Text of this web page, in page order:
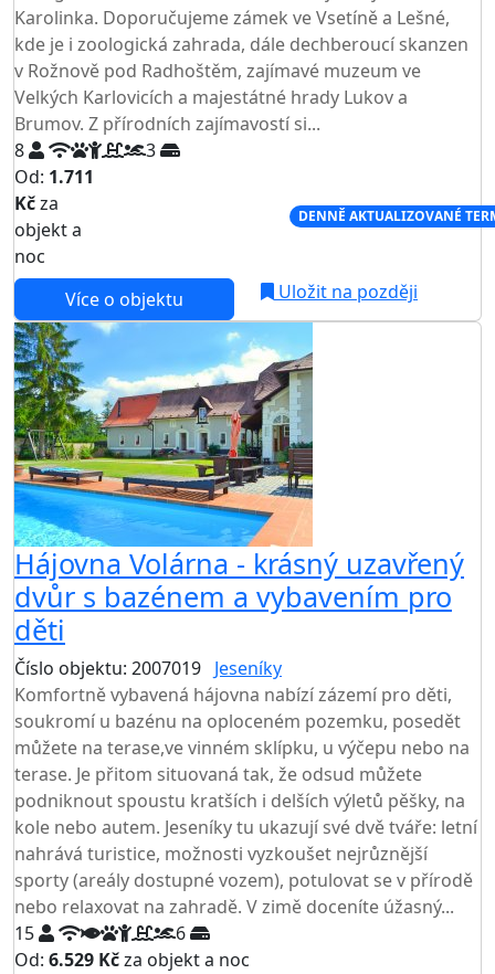
Karolinka. Doporučujeme zámek ve Vsetíně a Lešné,
kde je i zoologická zahrada, dále dechberoucí skanzen
v Rožnově pod Radhoštěm, zajímavé muzeum ve
Velkých Karlovicích a majestátné hrady Lukov a
Brumov. Z přírodních zajímavostí si...
8
3
Od: 1.711
Kčza
objekt a
noc
DENNĚ AKTUALIZOVANÉ
Více o objektu Uložit na později
Hájovna Volárna - krásný uzavřený
dvůr s bazénem a vybavením pro
děti
Číslo objektu: 2007019 Jeseníky
Komfortně vybavená hájovna nabízí zázemí pro děti,
soukromí u bazénu na oploceném pozemku, posedět
můžete na terase,ve vinném sklípku, u výčepu nebo na
terase. Je přitom situovaná tak, že odsud můžete
podniknout spoustu kratších i delších výletů pěšky, na
kole nebo autem. Jeseníky tu ukazují své dvě tváře: letní
nahrává turistice, možnosti vyzkoušet nejrůznější
sporty (areály dostupné vozem), potulovat se v přírodě
nebo relaxovat na zahradě. V zimě doceníte úžasný...
15
6
Od: 6.529 Kčza objekt a noc